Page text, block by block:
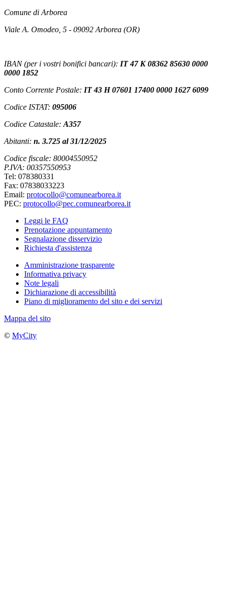
Comune di Arborea
Viale A. Omodeo, 5 - 09092 Arborea (OR)
IBAN (per i vostri bonifici bancari): IT 47 K 08362 85630 0000
0000 1852
Conto Corrente Postale: IT 43 H 07601 17400 0000 1627 6099
Codice ISTAT: 095006
Codice Catastale: A357
Abitanti: n. 3.725 al 31/12/2025
Codice fiscale: 80004550952
P.IVA: 00357550953
Tel: 078380331
Fax: 07838033223
Email: protocollo@comunearborea.it
PEC: protocollo@pec.comunearborea.it
Leggi le FAQ
Prenotazione appuntamento
Segnalazione disservizio
Richiesta d'assistenza
Amministrazione trasparente
Informativa privacy
Note legali
Dichiarazione di accessibilità
Piano di miglioramento del sito e dei servizi
Mappa del sito
© MyCity